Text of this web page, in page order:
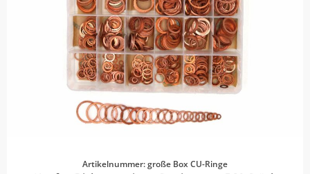
Artikelnummer: große Box CU-Ringe